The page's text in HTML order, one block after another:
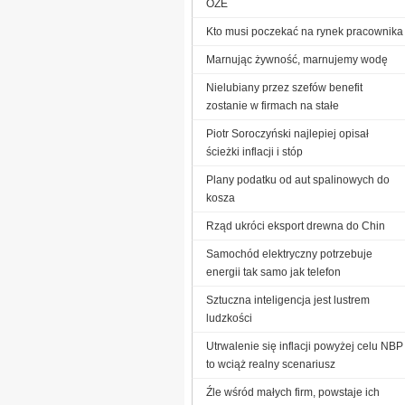
OZE
Kto musi poczekać na rynek pracownika
Marnując żywność, marnujemy wodę
Nielubiany przez szefów benefit
zostanie w firmach na stałe
Piotr Soroczyński najlepiej opisał
ścieżki inflacji i stóp
Plany podatku od aut spalinowych do
kosza
Rząd ukróci eksport drewna do Chin
Samochód elektryczny potrzebuje
energii tak samo jak telefon
Sztuczna inteligencja jest lustrem
ludzkości
Utrwalenie się inflacji powyżej celu NBP
to wciąż realny scenariusz
Źle wśród małych firm, powstaje ich